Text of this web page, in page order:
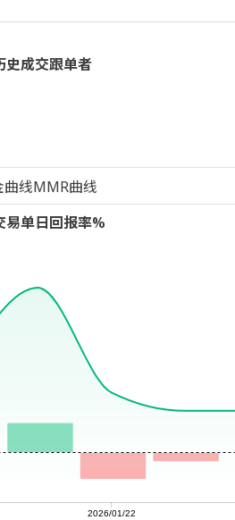
史成交跟单者
曲线MMR曲线
易单日回报率%
2026/01/22